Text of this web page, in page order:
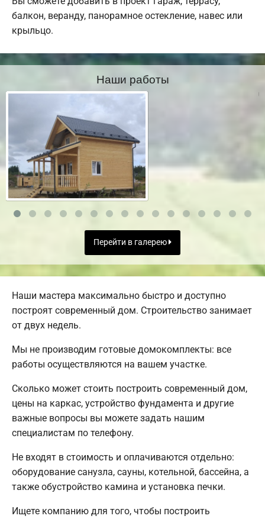
балкон, веранду, панорамное остекление, навес или
крыльцо.
Наши работы
Перейти в галерею
Наши мастера максимально быстро и доступно
построят современный дом. Строительство занимает
от двух недель.
Мы не производим готовые домокомплекты: все
работы осуществляются на вашем участке.
Сколько может стоить построить современный дом,
цены на каркас, устройство фундамента и другие
важные вопросы вы можете задать нашим
специалистам по телефону.
Не входят в стоимость и оплачиваются отдельно:
оборудование санузла, сауны, котельной, бассейна, а
также обустройство камина и установка печки.
Ищете компанию для того, чтобы построить